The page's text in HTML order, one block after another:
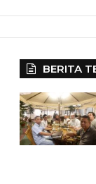
BERITA